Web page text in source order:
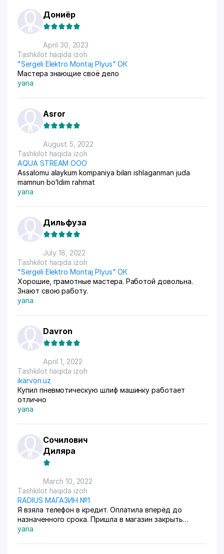
Дониёр
April 30, 2023
Tashkilot haqida izoh
"Sergeli Elektro Montaj Plyus" ОК
Мастера знающие своё дело
yana
Asror
August 5, 2022
Tashkilot haqida izoh
AQUA STREAM ООО
Assalomu alaykum kompaniya bilan ishlaganman juda
mamnun boʻldim rahmat
yana
Дильфуза
July 18, 2022
Tashkilot haqida izoh
"Sergeli Elektro Montaj Plyus" ОК
Хорошие, грамотные мастера. Работой довольна.
Знают свою работу.
yana
Davron
April 1, 2022
Tashkilot haqida izoh
ikarvon.uz
Купил пневмотическую шлиф машинку работает
отлично
yana
Сочилович
Диляра
March 10, 2022
Tashkilot haqida izoh
RADIUS МАГАЗИН №1
Я взяла телефон в кредит. Оплатила вперёд до
назначенного срока. Пришла в магазин закрыть
кредит, у меня взяли на 153000 тыс. сум больше
yana